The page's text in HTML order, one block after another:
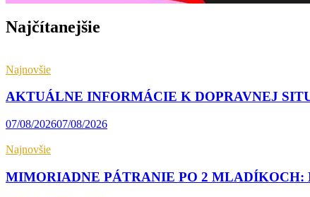
Najčítanejšie
Najnovšie
AKTUÁLNE INFORMÁCIE K DOPRAVNEJ
07/08/202607/08/2026
Najnovšie
MIMORIADNE PÁTRANIE PO 2